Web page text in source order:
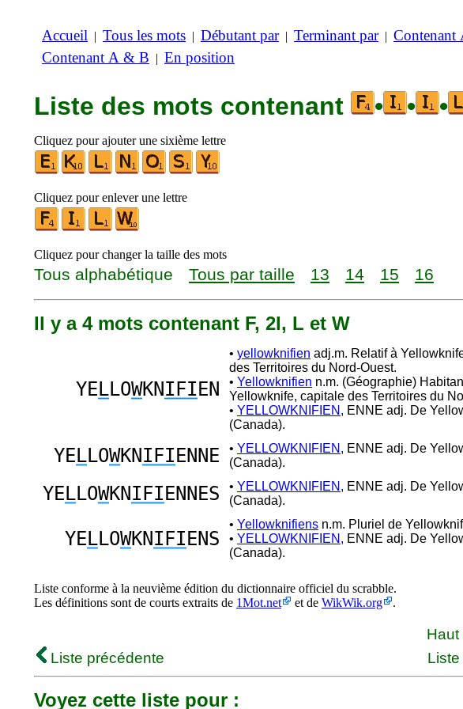
Accueil | Tous les mots | Débutant par| Terminant par| Contenant
Contenant A & B | En position
Liste des mots contenant • • •
Cliquez pour ajouter une sixième lettre
Cliquez pour enlever une lettre
Cliquez pour changer la taille des mots
Tous alphabétique Tous par taille 13 14 15 16
Il y a 4 mots contenant F, 2I, L et W
YE LLOWKNIFI EN
• yellowknifien adj.m. Relatif à
des Territoires du Nord-Ouest.
• Yellowknifien n.m. (Géographie)
Yellowknife, capitale des Territoires du
• YELLOWKNIFIEN, ENNE adj. De
(Canada).
YE LLOWKNIFI ENNE • YELLOWKNIFIEN, ENNE adj. De
(Canada).
YE LLOWKNIFI ENNES • YELLOWKNIFIEN, ENNE adj. De
(Canada).
YE LLOWKNIFI ENS
• Yellowknifiens n.m. Pluriel de
• YELLOWKNIFIEN, ENNE adj. De
(Canada).
Liste conforme à la neuvième édition du dictionnaire officiel du scrabble.
Les définitions sont de courts extraits de 1Mot.net et de WikWik.org .
Haut
Liste précédente
Voyez cette liste pour :